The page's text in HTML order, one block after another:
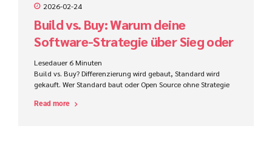
2026-02-24
Build vs. Buy: Warum deine
Software-Strategie über Sieg oder
Niederlage entscheidet
Lesedauer 6 Minuten
Build vs. Buy? Differenzierung wird gebaut, Standard wird
gekauft. Wer Standard baut oder Open Source ohne Strategie
Read more